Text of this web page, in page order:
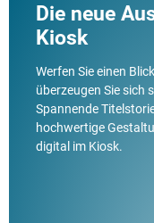
Die neue
Kiosk
Werfen Sie einen
überzeugen Sie sich
Spannende
hochwertige
digital im Kiosk.